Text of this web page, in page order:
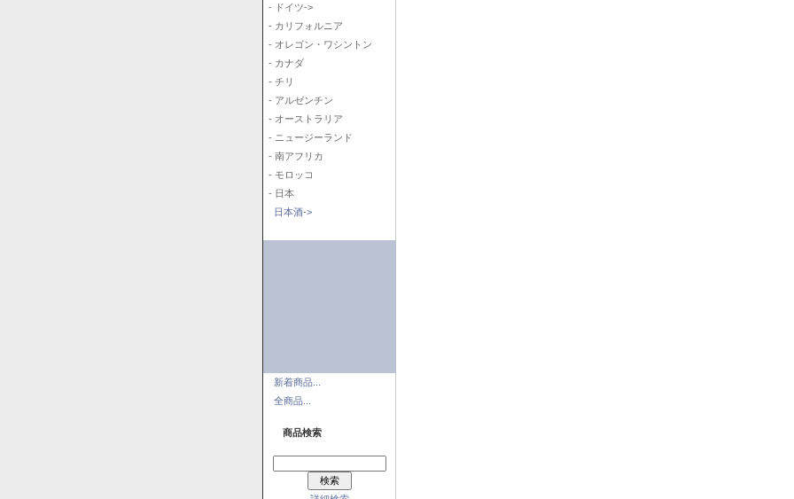
- ドイツ->
- カリフォルニア
- オレゴン・ワシントン
- カナダ
- チリ
- アルゼンチン
- オーストラリア
- ニュージーランド
- 南アフリカ
- モロッコ
- 日本
日本酒->
新着商品...
全商品...
商品検索